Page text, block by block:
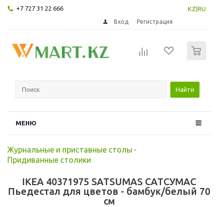
+7 727 31 22 666 KZ RU
Вход Регистрация
Найти
МЕНЮ
Журнальные и приставные столы -
Придиванные столики
IKEA 40371975 SATSUMAS САТСУМАС
Пьедестал для цветов - бамбук/белый 70
см